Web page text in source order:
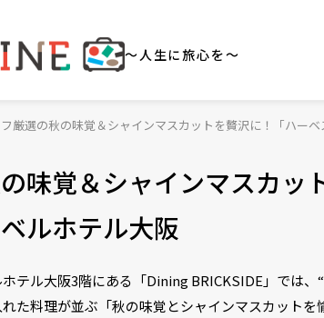
～人生に旅心を～
厳選の秋の味覚＆シャインマスカットを贅沢に！「ハー
味覚＆シャインマスカッ
ルホテル大阪
ホテル大阪3階にある「Dining BRICKSIDE」では
れた料理が並ぶ「秋の味覚とシャインマスカット